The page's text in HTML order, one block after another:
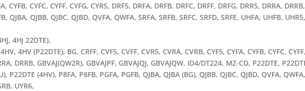
CYFB, CYFC, CYFF, CYFG, CYR5, DRF5, DRFA, DRFB, DRFC, DRFF, DRFG, DRR5, DRRA,
QJBA, QJBB, QJBC, QJBD, QVFA, QWFA, SRFA, SRFB, SRFC, SRFD, SRFE, UHFA, UHFB,
4HJ 22DTE),
4HV (P22DTE), BG, CRFF, CVF5, CVFF, CVR5, CVRA, CVRB, CYF5, CYFA, CYFB, CYFC,
DRRB, GBVAJ(QW2R), GBVAJPF, GBVAJQJ, GBVAJQW, ID4/DT224, MZ-CD, P22DTE,
P22DTE (4HV), P8FA, P8FB, PGFA, PGFB, QJBA, QJBA (BG), QJBB, QJBC, QJBD, QVFA,
UYR6,